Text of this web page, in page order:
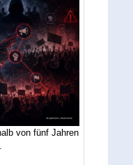
von fünf Jahren